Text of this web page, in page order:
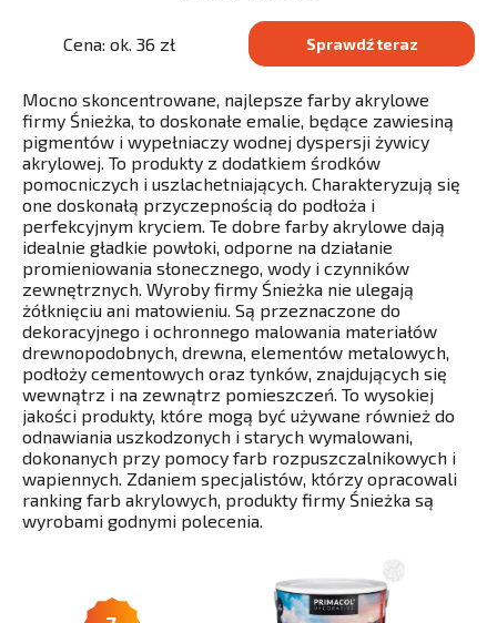
Cena: ok. 36 zł Sprawdź teraz
Mocno skoncentrowane, najlepsze farby akrylowe
firmy Śnieżka, to doskonałe emalie, będące zawiesiną
pigmentów i wypełniaczy wodnej dyspersji żywicy
akrylowej. To produkty z dodatkiem środków
pomocniczych i uszlachetniających. Charakteryzują się
one doskonałą przyczepnością do podłoża i
perfekcyjnym kryciem. Te dobre farby akrylowe dają
idealnie gładkie powłoki, odporne na działanie
promieniowania słonecznego, wody i czynników
zewnętrznych. Wyroby firmy Śnieżka nie ulegają
żółknięciu ani matowieniu. Są przeznaczone do
dekoracyjnego i ochronnego malowania materiałów
drewnopodobnych, drewna, elementów metalowych,
podłoży cementowych oraz tynków, znajdujących się
wewnątrz i na zewnątrz pomieszczeń. To wysokiej
jakości produkty, które mogą być używane również do
odnawiania uszkodzonych i starych wymalowani,
dokonanych przy pomocy farb rozpuszczalnikowych i
wapiennych. Zdaniem specjalistów, którzy opracowali
ranking farb akrylowych, produkty firmy Śnieżka są
wyrobami godnymi polecenia.